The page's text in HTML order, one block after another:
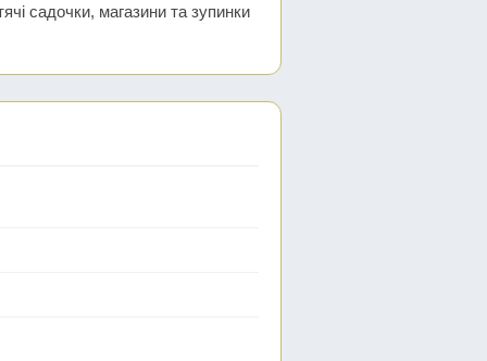
садочки, магазини та зупинки